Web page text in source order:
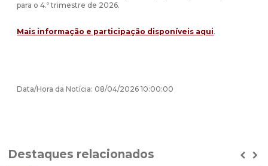
para o 4.º trimestre de 2026.
Mais informação e participação disponíveis aqui.
Data/Hora da Notícia: 08/04/2026 10:00:00
Destaques relacionados